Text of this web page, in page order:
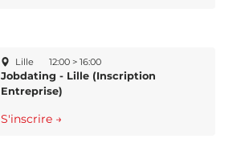
Lille 12:00 > 16:00
Jobdating - Lille (Inscription
Entreprise)
S'inscrire →